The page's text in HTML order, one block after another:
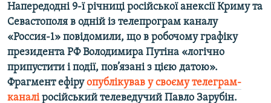
Напередодні 9-ї річниці російської анексії Криму та
Севастополя в одній із телепрограм каналу
«Россия-1» повідомили, що в робочому графіку
президента РФ Володимира Путіна «логічно
припустити і події, пов’язані з цією датою».
Фрагмент ефіруопублікував у своєму телеграм-
каналіросійський телеведучий Павло Зарубін.